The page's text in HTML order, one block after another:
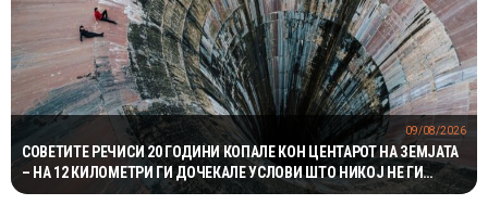
СОВЕТИТЕ РЕЧИСИ 20 ГОДИНИ КОПАЛЕ КОН ЦЕНТАРОТ НА ЗЕМЈАТА
– НА 12 КИЛОМЕТРИ ГИ ДОЧЕКАЛЕ УСЛОВИ ШТО НИКОЈ НЕ ГИ
ОЧЕКУВАЛ
09/08/2026